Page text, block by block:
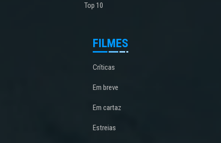
Top 10
FILMES
Críticas
Em breve
Em cartaz
Estreias